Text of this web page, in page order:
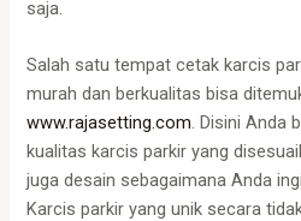
saja.
Salah satu tempat cetak karcis
murah dan berkualitas bisa
www.rajasetting.com. Disini Anda
kualitas karcis parkir yang
juga desain sebagaimana Anda
Karcis parkir yang unik secara